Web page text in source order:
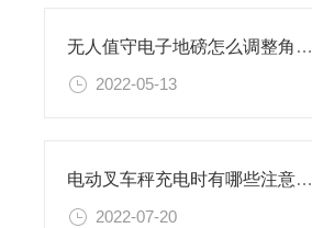
无人值守电子地磅怎么调整角差?
2022-05-13
电动叉车秤充电时有哪些注意事项？
2022-07-20